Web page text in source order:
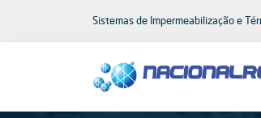
Sistemas de Impermeabilização e